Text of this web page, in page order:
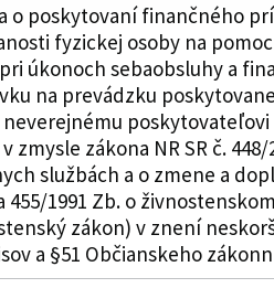
o poskytovaní finančného
fyzickej osoby na
úkonoch sebaobsluhy a
na prevádzku
poskytovateľovi
zmysle zákona NR SR č. 448/
službách a o zmene a
455/1991 Zb. o
zákon) v znení
a §51 Občianskeho